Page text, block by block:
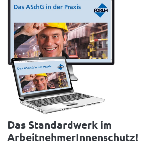
Das Standardwerk im
ArbeitnehmerInnenschutz!